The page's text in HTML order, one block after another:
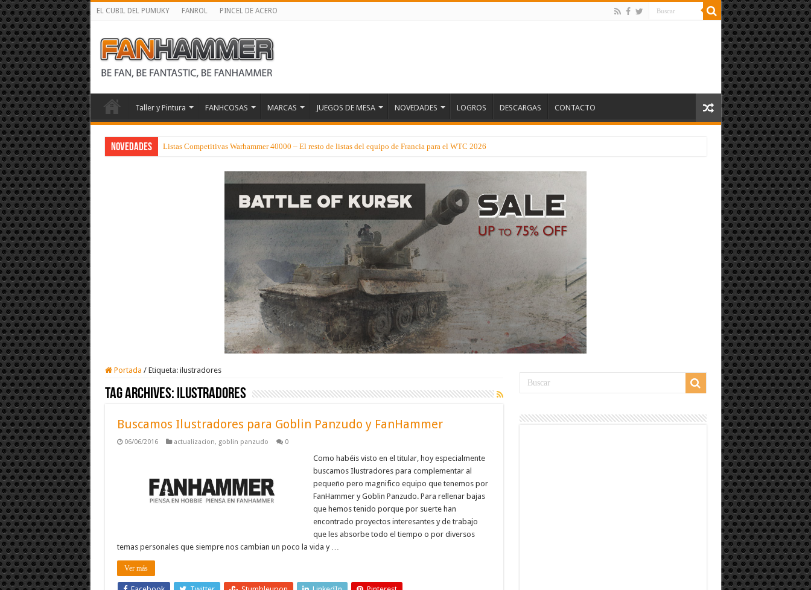
EL CUBIL DEL PUMUKY FANROL PINCEL DE ACERO
Taller y Pintura FANHCOSAS MARCAS JUEGOS DE MESA NOVEDADES LOGROS DESCARGAS CONTACTO
NOVEDADES Listas Competitivas Warhammer 40000 – El resto de listas del equipo de Francia para el WTC 2026
Portada / Etiqueta: ilustradores
Tag Archives: ilustradores
Buscamos Ilustradores para Goblin Panzudo y FanHammer
06/06/2016 actualizacion, goblin panzudo 0
Como habéis visto en el titular, hoy especialmente
buscamos Ilustradores para complementar al
pequeño pero magnifico equipo que tenemos por
FanHammer y Goblin Panzudo. Para rellenar bajas
que hemos tenido porque por suerte han
encontrado proyectos interesantes y de trabajo
que les absorbe todo el tiempo o por diversos
temas personales que siempre nos cambian un poco la vida y …
Ver más